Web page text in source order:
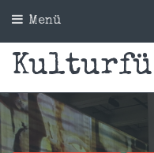
Menü